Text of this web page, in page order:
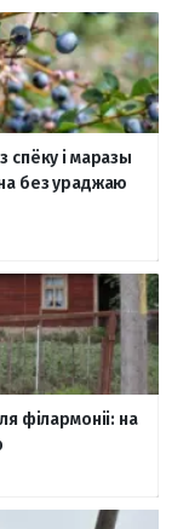
спёку і маразы
без ураджаю
філармоніі: на